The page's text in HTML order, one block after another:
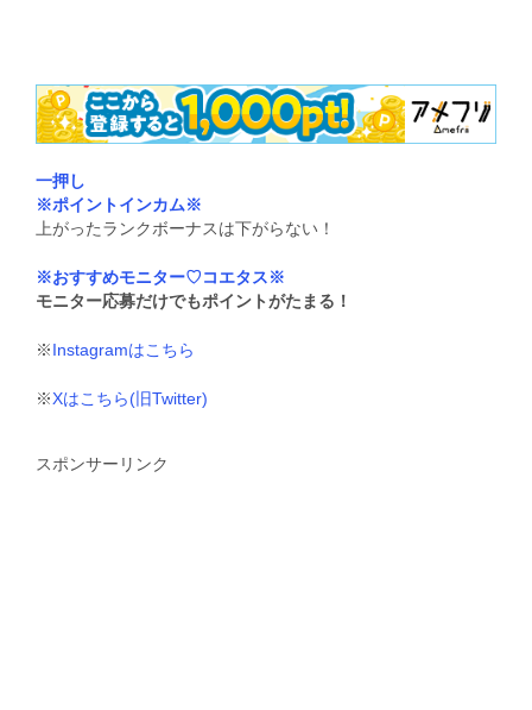
一押し
※ポイントインカム※
上がったランクボーナスは下がらない！
※おすすめモニター♡コエタス※
モニター応募だけでもポイントがたまる！
※Instagramはこちら
※Xはこちら(旧Twitter)
スポンサーリンク